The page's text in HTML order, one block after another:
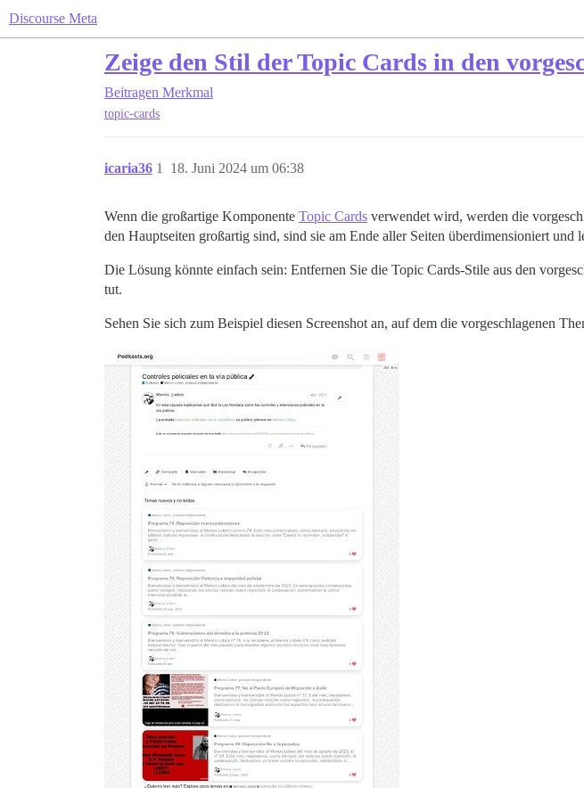
Discourse Meta
Zeige den Stil der Topic Cards in den
Beitragen Merkmal
topic-cards
icaria36 18. Juni 2024 um 06:38
1
Wenn die großartige Komponente Topic Cards verwendet wird, werden die
den Hauptseiten großartig sind, sind sie am Ende aller Seiten überdimensioniert
Die Lösung könnte einfach sein: Entfernen Sie die Topic Cards-Stile aus den
tut.
Sehen Sie sich zum Beispiel diesen Screenshot an, auf dem die vorgeschlagenen